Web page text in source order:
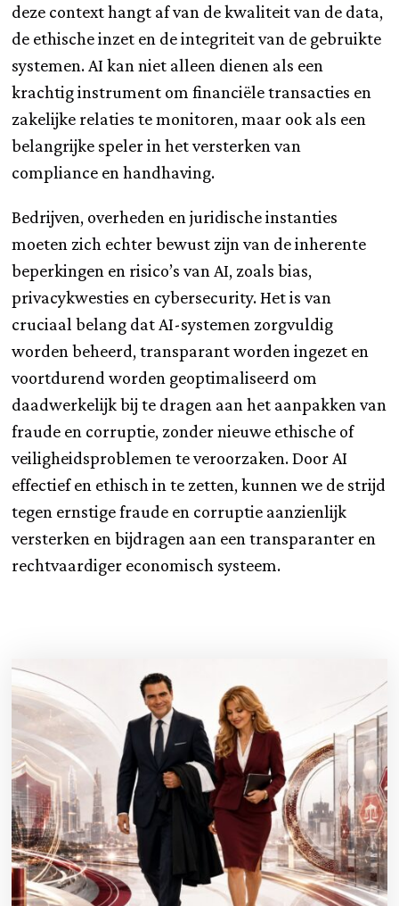
deze context hangt af van de kwaliteit van de data,
de ethische inzet en de integriteit van de gebruikte
systemen. AI kan niet alleen dienen als een
krachtig instrument om financiële transacties en
zakelijke relaties te monitoren, maar ook als een
belangrijke speler in het versterken van
compliance en handhaving.
Bedrijven, overheden en juridische instanties
moeten zich echter bewust zijn van de inherente
beperkingen en risico’s van AI, zoals bias,
privacykwesties en cybersecurity. Het is van
cruciaal belang dat AI-systemen zorgvuldig
worden beheerd, transparant worden ingezet en
voortdurend worden geoptimaliseerd om
daadwerkelijk bij te dragen aan het aanpakken van
fraude en corruptie, zonder nieuwe ethische of
veiligheidsproblemen te veroorzaken. Door AI
effectief en ethisch in te zetten, kunnen we de strijd
tegen ernstige fraude en corruptie aanzienlijk
versterken en bijdragen aan een transparanter en
rechtvaardiger economisch systeem.